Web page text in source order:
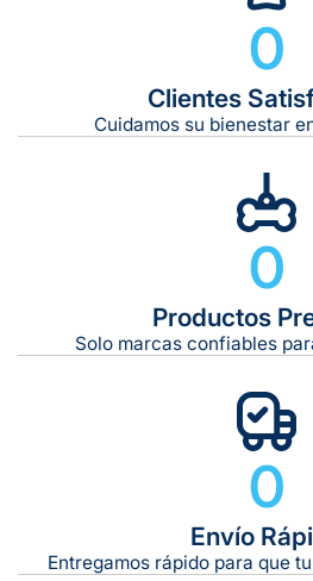
Tiempo de entrega estimado:
Gratis en compras de $599
0
Clientes
Cuidamos su bienestar
0
Productos
Solo marcas confiables
0
Envío
Entregamos rápido para que